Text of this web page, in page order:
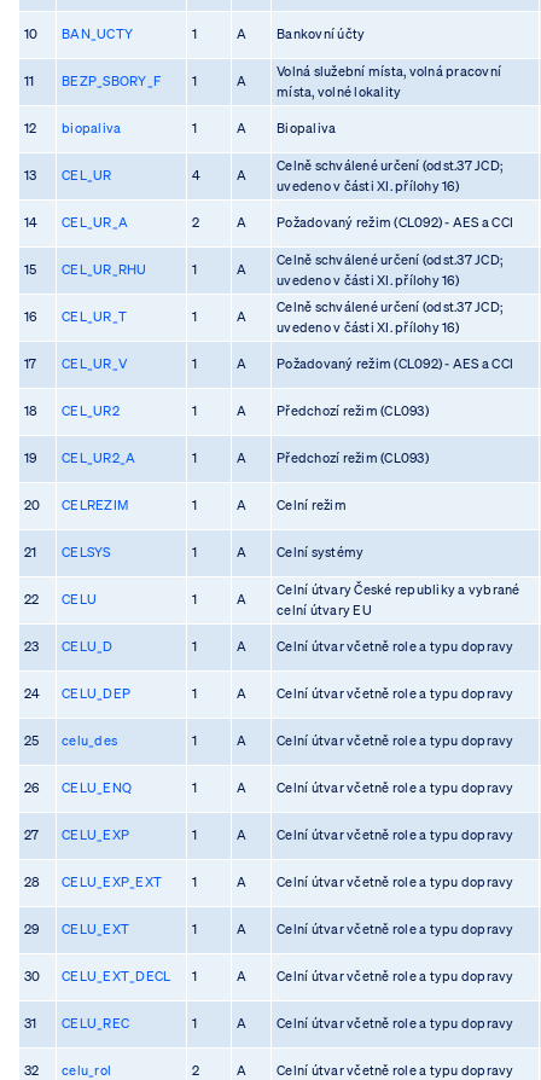
10 BAN_UCTY 1 A Bankovní účty
11 BEZP_SBORY_F 1 A
Volná služební místa, volná pracovní
místa, volné lokality
12 biopaliva 1 A Biopaliva
13 CEL_UR 4 A
Celně schválené určení (odst.37 JCD;
uvedeno v části XI. přílohy 16)
14 CEL_UR_A 2 A Požadovaný režim (CL092) - AES a CCI
15 CEL_UR_RHU 1 A
Celně schválené určení (odst.37 JCD;
uvedeno v části XI. přílohy 16)
16 CEL_UR_T 1 A
Celně schválené určení (odst.37 JCD;
uvedeno v části XI. přílohy 16)
17 CEL_UR_V 1 A Požadovaný režim (CL092) - AES a CCI
18 CEL_UR2 1 A Předchozí režim (CL093)
19 CEL_UR2_A 1 A Předchozí režim (CL093)
20 CELREZIM 1 A Celní režim
21 CELSYS 1 A Celní systémy
22 CELU 1 A
Celní útvary České republiky a vybrané
celní útvary EU
23 CELU_D 1 A Celní útvar včetně role a typu dopravy
24 CELU_DEP 1 A Celní útvar včetně role a typu dopravy
25 celu_des 1 A Celní útvar včetně role a typu dopravy
26 CELU_ENQ 1 A Celní útvar včetně role a typu dopravy
27 CELU_EXP 1 A Celní útvar včetně role a typu dopravy
28 CELU_EXP_EXT 1 A Celní útvar včetně role a typu dopravy
29 CELU_EXT 1 A Celní útvar včetně role a typu dopravy
30 CELU_EXT_DECL 1 A Celní útvar včetně role a typu dopravy
31 CELU_REC 1 A Celní útvar včetně role a typu dopravy
32 celu_rol 2 A Celní útvar včetně role a typu dopravy